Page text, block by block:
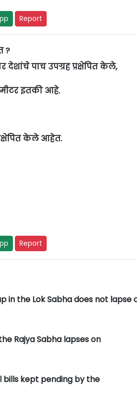
Report
?
देशांचे पाच उपग्रह प्रक्षेपित केले,
इतकी आहे.
केले आहेत.
Report
in the Lok Sabha does not lapse
Rajya Sabha lapses on
kept pending by the